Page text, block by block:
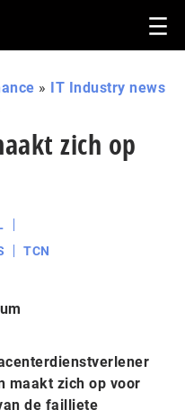
» IT Industry news
zich op
TCN
maakt zich op voor
de failliete